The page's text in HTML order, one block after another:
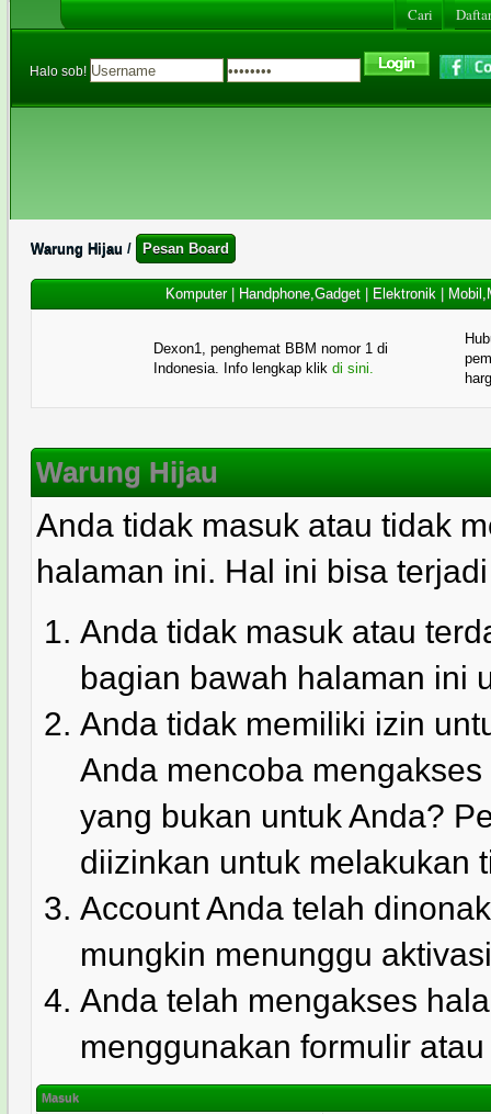
Cari
Halo sob!
Warung Hijau / Pesan Board
Komputer| Handphone,Gadget| Elektronik|
Dexon1, penghemat BBM nomor 1 di
Indonesia. Info lengkap klik di sini.
Warung Hijau
Anda tidak masuk atau tidak
halaman ini. Hal ini bisa
Anda tidak masuk atau
bagian bawah halaman ini
Anda tidak memiliki izin
Anda mencoba
yang bukan untuk Anda?
diizinkan untuk melakukan
Account Anda telah
mungkin menunggu
Anda telah mengakses
menggunakan formulir
Masuk